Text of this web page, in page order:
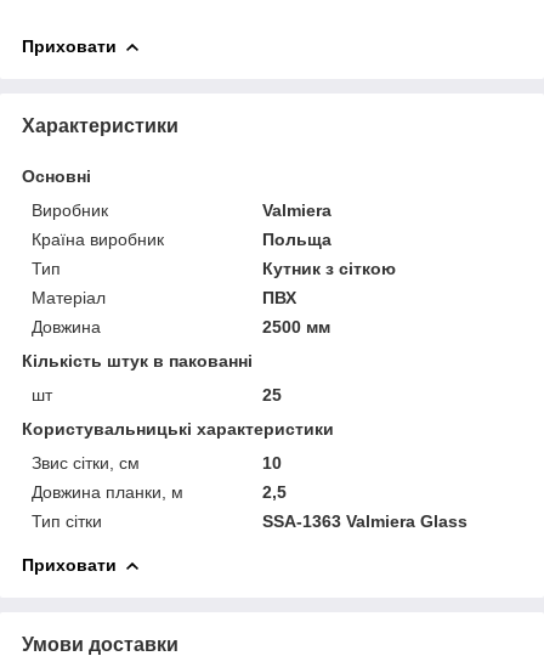
Приховати
Характеристики
Основні
Виробник
Valmiera
Країна виробник
Польща
Тип
Кутник з сіткою
Матеріал
ПВХ
Довжина
2500 мм
Кількість штук в пакованні
шт
25
Користувальницькі характеристики
Звис сітки, см
10
Довжина планки, м
2,5
Тип сітки
SSA-1363 Valmiera Glass
Приховати
Умови доставки